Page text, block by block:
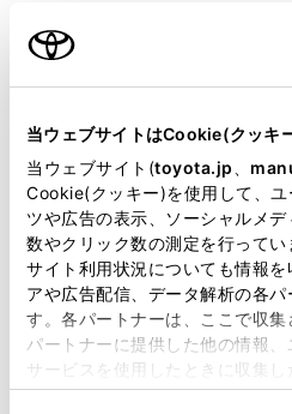
当ウェブサイトはCookie(クッキ
当ウェブサイト(toyota.jp
Cookie(クッキー)を使用して、
ツや広告の表示、ソーシャルメ
数やクリック数の測定を行って
サイト利用状況についても情報
アや広告配信、データ解析の各
す。各パートナーは、ここで収
パートナーに提供した他の情報
サービスを使用したときに収集
使用することがあります。当ウ
ドライブと
は、
あまりに刺
専用パーツとGR
チューニングで、
に、ダイナミックに
日常から少し抜け出
体となる瞬間を楽し